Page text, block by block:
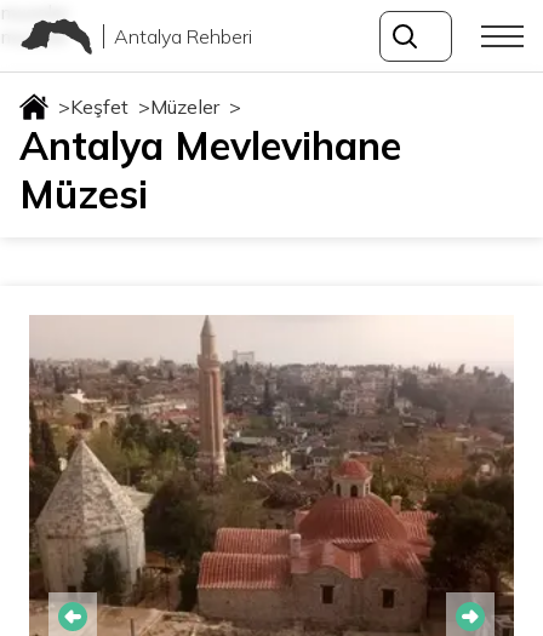
muzeler
muzeler
Antalya Rehberi
>Keşfet >Müzeler >
Antalya Mevlevihane
Müzesi